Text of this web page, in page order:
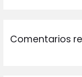
Comentarios